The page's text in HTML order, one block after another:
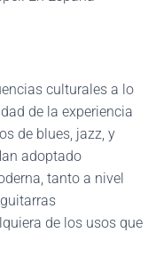
culturales a lo
de la experiencia
de blues, jazz, y
adoptado
tanto a nivel
de los usos que